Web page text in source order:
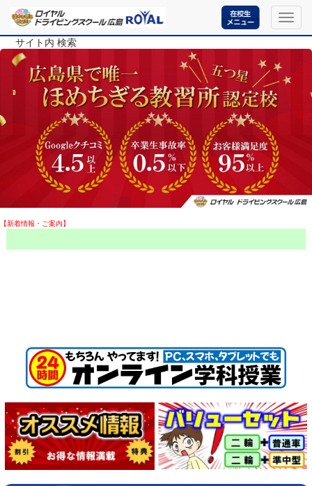
サイト内 検索
【新着情報・ご案内】